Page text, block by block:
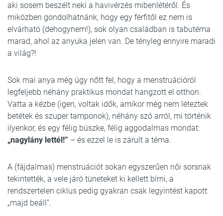
aki sosem beszélt neki a havivérzés mibenlétéről. És
miközben gondolhatnánk, hogy egy férfitől ez nem is
elvárható (dehogynem!), sok olyan családban is tabutéma
marad, ahol az anyuka jelen van. De tényleg ennyire maradi
a világ?!
Sok mai anya még úgy nőtt fel, hogy a menstruációról
legfeljebb néhány praktikus mondat hangzott el otthon.
Vatta a kézbe (igen, voltak idők, amikor még nem léteztek
betétek és szuper tamponok), néhány szó arról, mi történik
ilyenkor, és egy félig büszke, félig aggodalmas mondat:
„nagylány lettél!” – és ezzel le is zárult a téma.
A (fájdalmas) menstruációt sokan egyszerűen női sorsnak
tekintették, a vele járó tüneteket ki kellett bírni, a
rendszertelen ciklus pedig gyakran csak legyintést kapott:
„majd beáll”.